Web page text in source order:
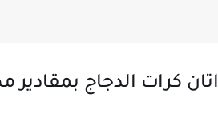
كرات الدجاج بمقادير